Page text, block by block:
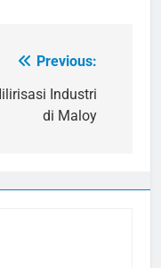
Previous:
Industri
di Maloy